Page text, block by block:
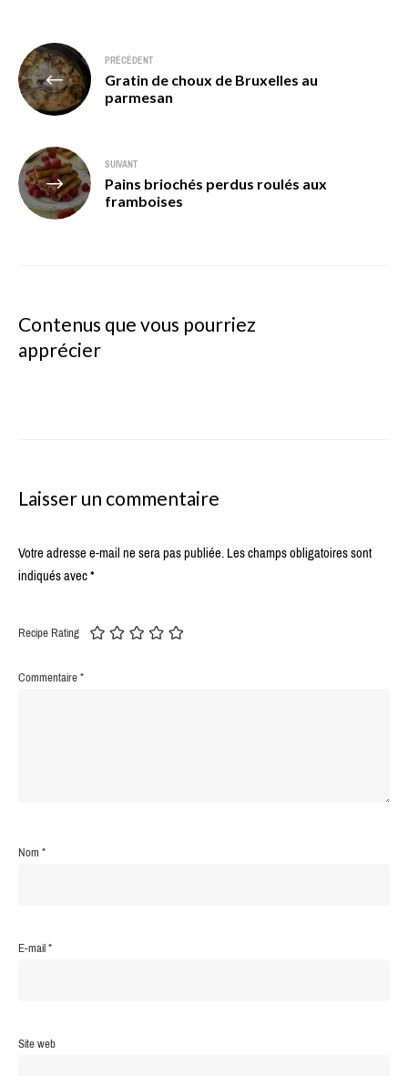
Navigation
de
l’article
PRÉCÉDENT
Gratin de choux de Bruxelles au
parmesan
SUIVANT
Pains briochés perdus roulés aux
framboises
Contenus que vous pourriez
apprécier
Laisser un commentaire
Votre adresse e-mail ne sera pas publiée.Les champs obligatoires sont
indiqués avec*
Recipe Rating
Commentaire*
Nom*
E-mail*
Site web